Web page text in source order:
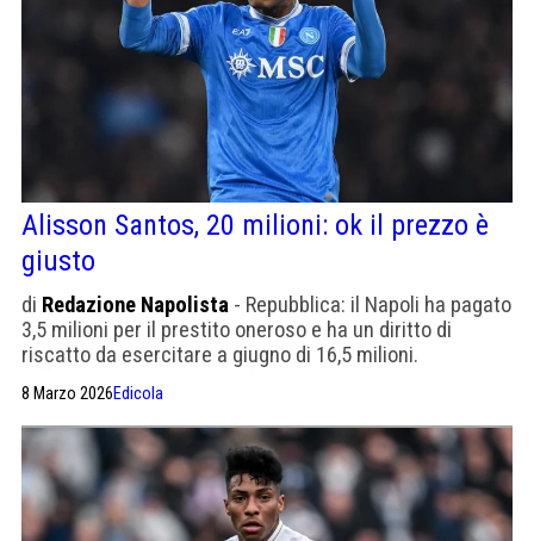
Alisson Santos, 20 milioni: ok il prezzo è
giusto
di Redazione Napolista - Repubblica: il Napoli ha pagato
3,5 milioni per il prestito oneroso e ha un diritto di
riscatto da esercitare a giugno di 16,5 milioni.
Difficilmente Manna se lo farà scappare
8 Marzo 2026Edicola